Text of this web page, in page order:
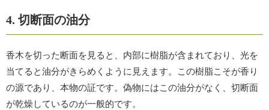
4. 切断面の油分
香木を切った断面を見ると、内部に樹脂が含まれており、光を
当てると油分がきらめくように見えます。この樹脂こそが香り
の源であり、本物の証です。偽物にはこの油分がなく、切断面
が乾燥しているのが一般的です。